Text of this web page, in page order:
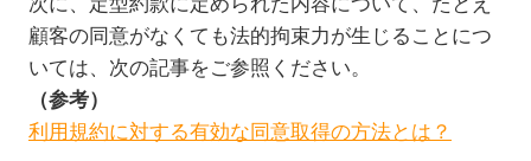
顧客の同意がなくても法的拘束力が生じることにつ
いては、次の記事をご参照ください。
（参考）
利用規約に対する有効な同意取得の方法とは？